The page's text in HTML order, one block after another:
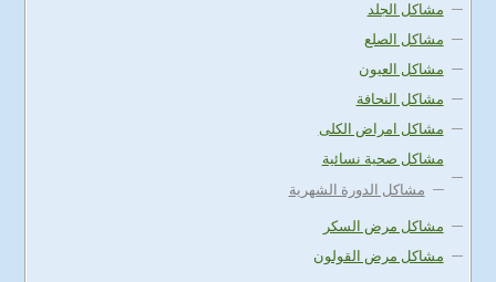
مشاكل الجلد
مشاكل الصلع
مشاكل العيون
مشاكل النحافة
مشاكل امراض الكلى
مشاكل صحية نسائية
مشاكل الدورة الشهرية
مشاكل مرض السكر
مشاكل مرض القولون